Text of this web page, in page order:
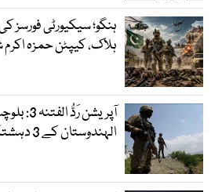
ہلاک، کیپٹن حمزہ
آپریشن
الہندوستان کے 3 دہشتگرد ہلاک